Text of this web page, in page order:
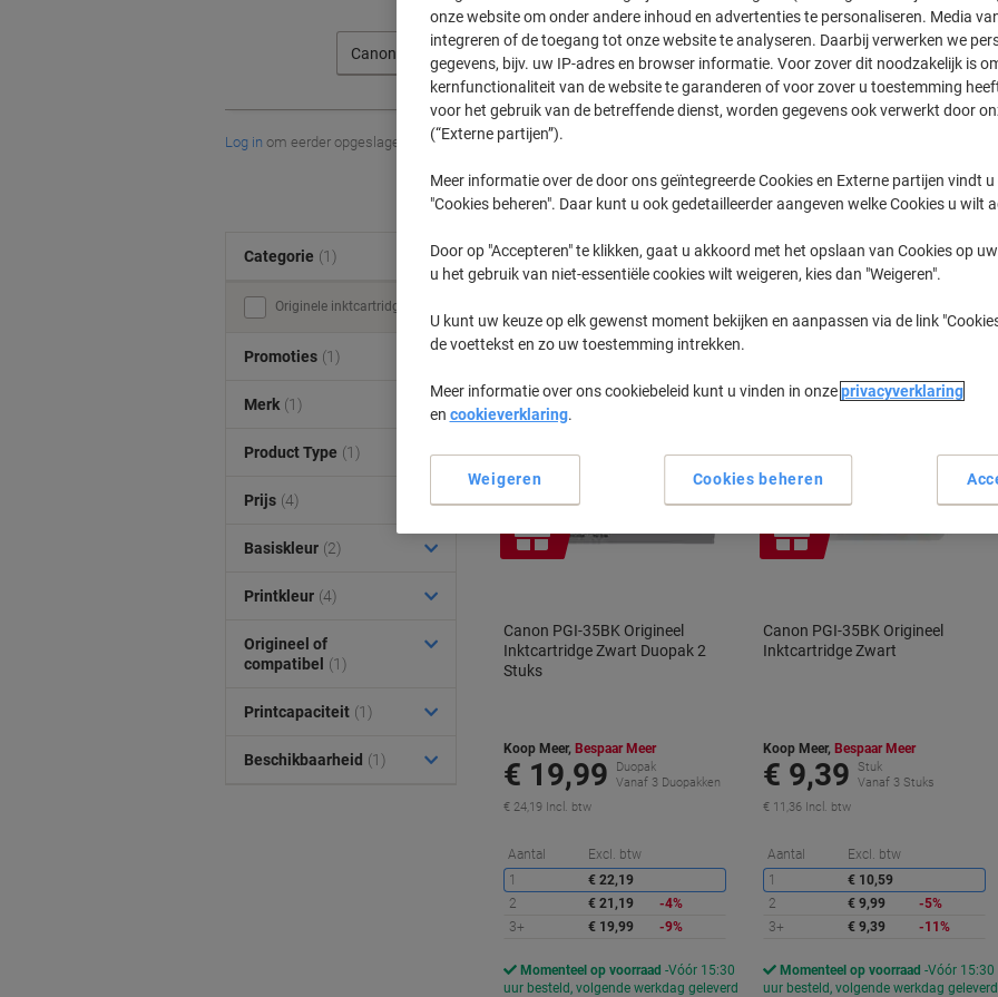
Canon Pixma IP Canon
Log in om eerder opgeslagen printers en/of eerder gekochte cartridges te tonen
Canon Pixma IP 100 V Printer Inkt
Sorteer op:
Geschenk
Canon PGI-35BK Origineel
Inktcartridge Zwart Duopak 2
Stuks
Koop Meer, Bespaar Meer
€ 19,99
Duopak
Vanaf 3 Duopakken
€ 24,19 Incl. btw
Aantal Excl. btw
Korting
1
€ 22,19
2
€ 21,19
-4%
3+
€ 19,99 -9%
Momenteel op voorraad Vóór 15:30
uur besteld, volgende werkdag geleverd
Geschenk
Canon PGI-35BK Origineel
Inktcartridge Zwart
Koop Meer, Bespaar Meer
€ 9,39
Stuk
Vanaf 3 Stuks
€ 11,36 Incl. btw
Aantal Excl. btw
1
€ 10,59
2
€ 9,99
-5%
3+
€ 9,39 -11%
Momenteel op voorraad Vóór 15:30
uur besteld, volgende werkdag geleverd
Categorie (1)
Originele inktcartridges (5)
Promoties (1)
Merk (1)
Product Type (1)
Prijs (4)
Basiskleur (2)
Printkleur (4)
Origineel of
compatibel
(1)
Printcapaciteit (1)
Beschikbaarheid (1)
onze website om onder andere inhoud en advertenties te personaliseren. Media
integreren of de toegang tot onze website te analyseren. Daarbij verwerken we
gegevens, bijv. uw IP-adres en browser informatie. Voor zover dit noodzakelijk is
kernfunctionaliteit van de website te garanderen of voor zover u toestemming
voor het gebruik van de betreffende dienst, worden gegevens ook verwerkt door
(“Externe partijen”).
Meer informatie over de door ons geïntegreerde Cookies en Externe partijen vindt u
"Cookies beheren". Daar kunt u ook gedetailleerder aangeven welke Cookies u wilt
Door op "Accepteren" te klikken, gaat u akkoord met het opslaan van Cookies op
u het gebruik van niet-essentiële cookies wilt weigeren, kies dan "Weigeren".
U kunt uw keuze op elk gewenst moment bekijken en aanpassen via de link
de voettekst en zo uw toestemming intrekken.
Meer informatie over ons cookiebeleid kunt u vinden in onzeprivacyverklaring
en cookieverklaring.
Cookies beheren
Weigeren